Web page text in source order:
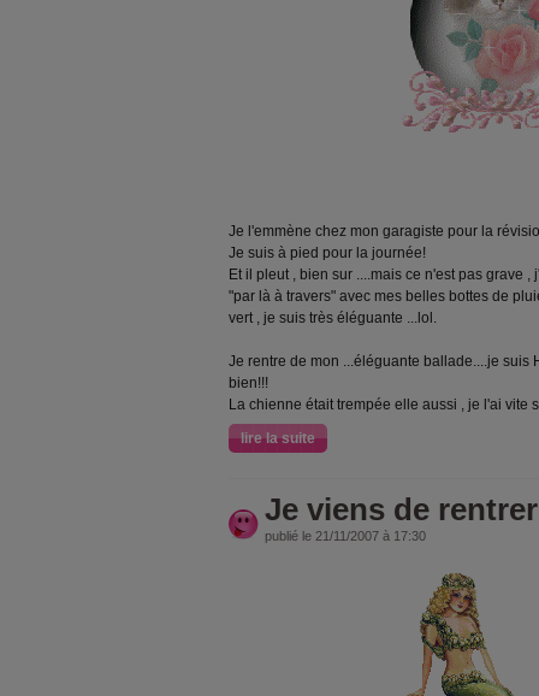
Je l'emmène chez mon garagiste pour la
Je suis à pied pour la journée!
Et il pleut , bien sur ....mais ce n'est pas grave
"par là à travers" avec mes belles bottes de
vert , je suis très éléguante ...lol.
Je rentre de mon ...éléguante ballade....je suis
bien!!!
La chienne était trempée elle aussi , je l'ai vite
lire la suite
Je viens de
publié le 21/11/2007 à 17:30